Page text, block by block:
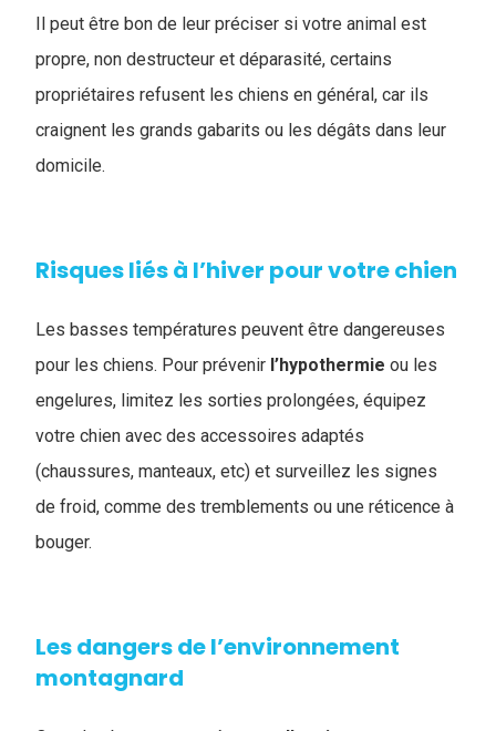
Il peut être bon de leur préciser si votre animal est
propre, non destructeur et déparasité, certains
propriétaires refusent les chiens en général, car ils
craignent les grands gabarits ou les dégâts dans leur
domicile.
Risques liés à l’hiver pour votre chien
Les basses températures peuvent être dangereuses
pour les chiens. Pour prévenir l’hypothermie ou les
engelures, limitez les sorties prolongées, équipez
votre chien avec des accessoires adaptés
(chaussures, manteaux, etc) et surveillez les signes
de froid, comme des tremblements ou une réticence à
bouger.
Les dangers de l’environnement
montagnard